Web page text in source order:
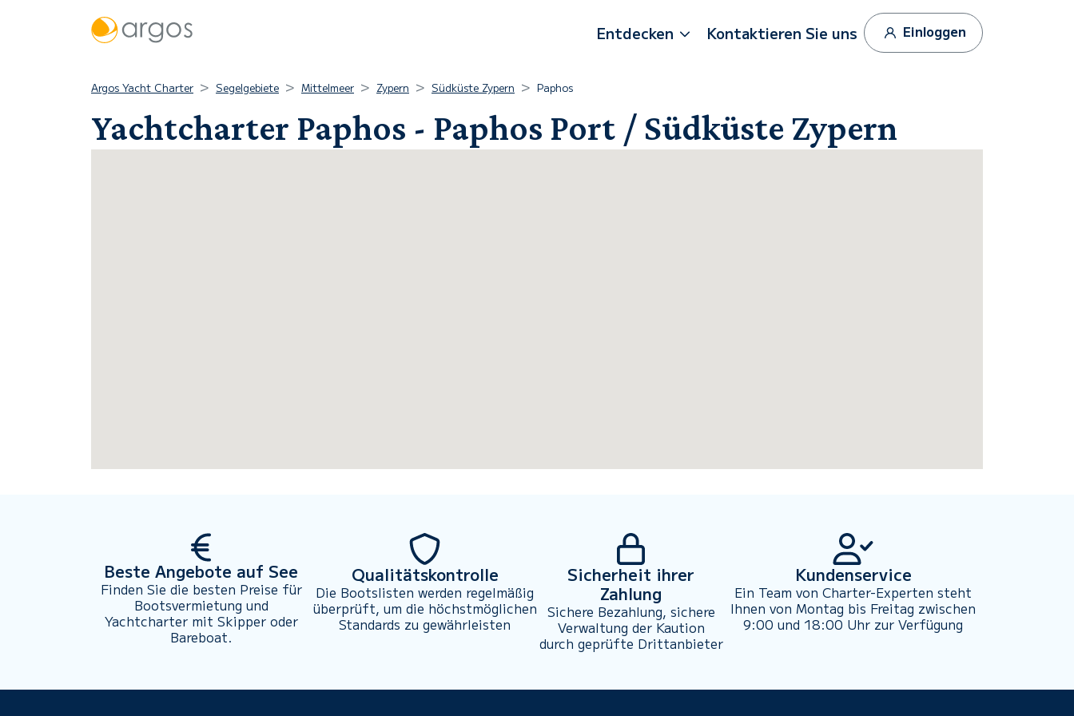
Entdecken Kontaktieren Sie uns Einloggen
Argos Yacht Charter Segelgebiete Mittelmeer Zypern Südküste Zypern Paphos
Yachtcharter Paphos - Paphos Port / Südküste Zypern
Beste Angebote auf See
Finden Sie die besten Preise für
Bootsvermietung und
Yachtcharter mit Skipper oder
Bareboat.
Qualitätskontrolle
Die Bootslisten werden regelmäßig
überprüft, um die höchstmöglichen
Standards zu gewährleisten
Sicherheit ihrer
Zahlung
Sichere Bezahlung, sichere
Verwaltung der Kaution
durch geprüfte Drittanbieter
Kundenservice
Ein Team von Charter-Experten steht
Ihnen von Montag bis Freitag zwischen
9:00 und 18:00 Uhr zur Verfügung